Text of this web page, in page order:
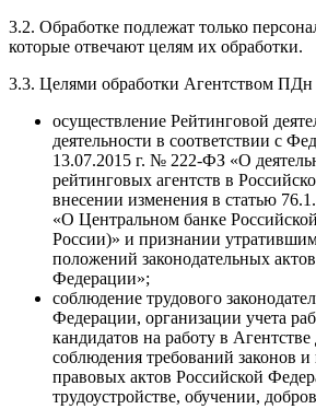
3.2. Обработке подлежат только
которые отвечают целям их обработки.
3.3. Целями обработки Агентством ПДн
осуществление Рейтинговой
деятельности в соответствии с
13.07.2015 г. № 222-ФЗ «О
рейтинговых агентств в
внесении изменения в статью
«О Центральном банке
России)» и признании
положений законодательных
Федерации»;
соблюдение трудового
Федерации, организации учета
кандидатов на работу в Агентстве
соблюдения требований законов
правовых актов Российской
трудоустройстве, обучении,